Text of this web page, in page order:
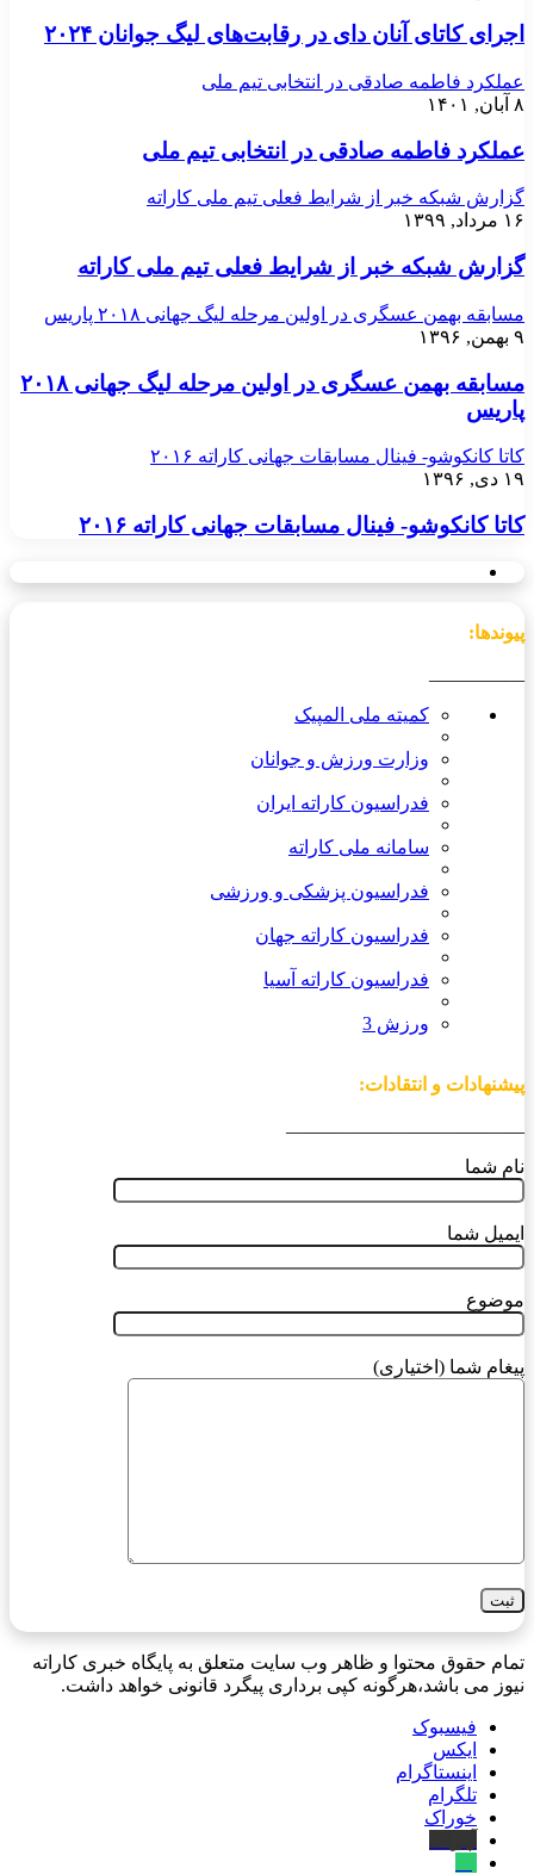
اجرای کاتای آنان دای در رقابت‌های لیگ جوانان ۲۰۲۴
عملکرد فاطمه صادقی در انتخابی تیم ملی
۸ آبان, ۱۴۰۱
عملکرد فاطمه صادقی در انتخابی تیم ملی
گزارش شبکه خبر از شرایط فعلی تیم ملی کاراته
۱۶ مرداد, ۱۳۹۹
گزارش شبکه خبر از شرایط فعلی تیم ملی کاراته
مسابقه بهمن عسگری در اولین مرحله لیگ جهانی ۲۰۱۸ پاریس
۹ بهمن, ۱۳۹۶
مسابقه بهمن عسگری در اولین مرحله لیگ جهانی ۲۰۱۸
پاریس
کاتا کانکوشو- فینال مسابقات جهانی کاراته ۲۰۱۶
۱۹ دی, ۱۳۹۶
کاتا کانکوشو- فینال مسابقات جهانی کاراته ۲۰۱۶
پیوندها:
کمیته ملی المپیک
وزارت ورزش و جوانان
فدراسیون کاراته ایران
سامانه ملی کاراته
فدراسیون پزشکی و ورزشی
فدراسیون کاراته جهان
فدراسیون کاراته آسیا
ورزش 3
پیشنهادات و انتقادات:
نام شما
ایمیل شما
موضوع
پیغام شما (اختیاری)
تمام حقوق محتوا و ظاهر وب سایت متعلق به پایگاه خبری کاراته
نیوز می باشد،هرگونه کپی برداری پیگرد قانونی خواهد داشت.
فیسبوک
ایکس
اینستاگرام
تلگرام
خوراک